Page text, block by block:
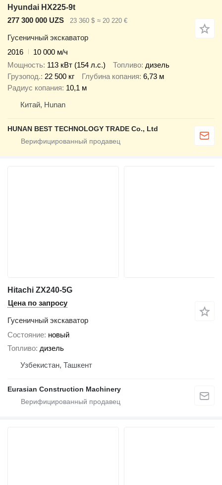
Hyundai HX225-9t
277 300 000 UZS
23 360 $ ≈ 20 220 €
Гусеничный экскаватор
2016
10 000 м/ч
Мощность 113 кВт (154 л.с.) Топливо дизель
Грузопод. 22 500 кг Глубина копания 6,73 м
Радиус копания 10,1 м
Китай, Hunan
HUNAN BEST TECHNOLOGY TRADE Co., Ltd
Hitachi ZX240-5G
Цена по запросу
Гусеничный экскаватор
Состояние новый
Топливо дизель
Узбекистан, Ташкент
Eurasian Construction Machinery